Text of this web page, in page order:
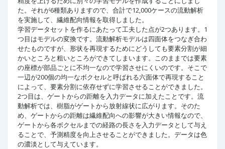
た。それが6種類ありますので、合計で12,000ケースの流動解析
を実施して、繊維配向情報を取得しました。
学習データセットを作るにあたって工夫した点が2つあります。1
つ目はモデルの変換です。流動解析モデルは四面体をつなぎ合わ
せたものですが、形状を再現するためにどうしても要素分割が細
かいところと粗いところができてしまいます。このままでは要素
の座標が部品ごとに不均一なので学習させにくいのです。そこで
一辺が200個の均一なボクセルと呼ばれる六面体で再現すること
によって、要素分割に依存せずに学習させることができました。
2つ目は、ゲートからの距離を入力データに加えたことです。流
動解析では、樹脂がゲートから放射線状に広がります。そのた
め、ゲートからの距離は繊維配向への影響が大きい情報なので、
ゲートから各ボクセルまでの経路の長さを入力データとして与え
ることで、予測精度を向上させることができました。データは色
の濃淡として与えています。